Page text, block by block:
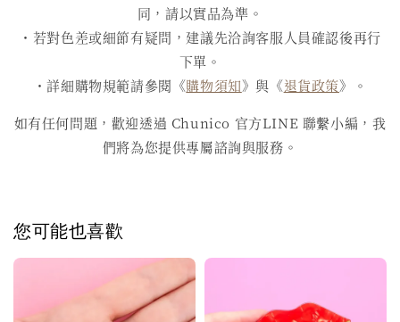
同，請以實品為準。
・若對色差或細節有疑問，建議先洽詢客服人員確認後再行
下單。
・詳細購物規範請參閱《購物須知》與《退貨政策》。
如有任何問題，歡迎透過 Chunico 官方LINE 聯繫小編，我
們將為您提供專屬諮詢與服務。
您可能也喜歡